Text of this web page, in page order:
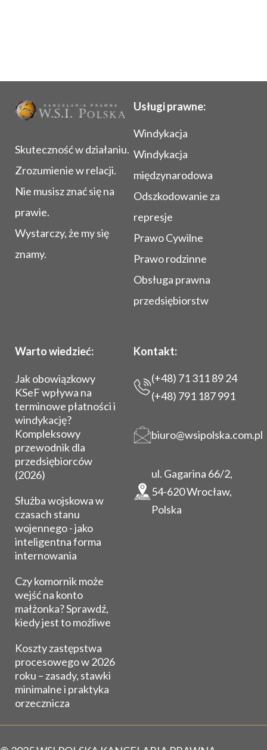
Komornik w Luksemburgu
Skuteczność w działaniu.
Zrozumienie w relacji.
Nie musisz znać się na
prawie.
Wystarczy, że my się
znamy.
Usługi prawne:
Windykacja
Windykacja
międzynarodowa
Odszkodowanie za
represje
Prawo Cywilne
Prawo rodzinne
Obsługa prawna
przedsiębiorstw
Warto wiedzieć:
Jak obowiązkowy
KSeF wpływa na
terminowe płatności i
windykację?
Kompleksowy
przewodnik dla
przedsiębiorców
(2026)
Służba wojskowa w
czasach stanu
wojennego - jako
inteligentna forma
internowania
Czy komornik może
wejść na konto
małżonka? Sprawdź,
kiedy jest to możliwe
Koszty zastępstwa
procesowego w 2026
roku – zasady, stawki
minimalne i praktyka
orzecznicza
Kontakt:
(+48) 71 311 89 24
(+48) 791 187 991
biuro@wsipolska.com.pl
ul. Gagarina 66/2,
54-620 Wrocław,
Polska